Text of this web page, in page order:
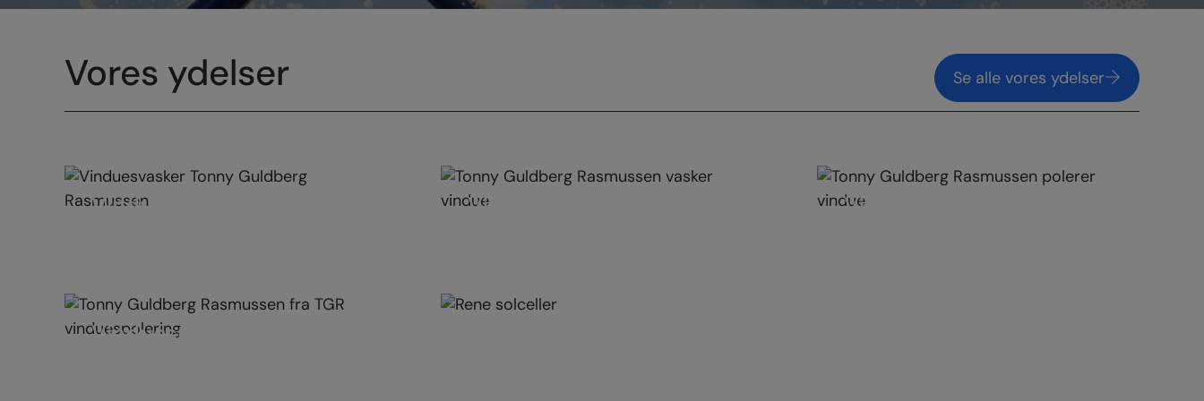
Vores ydelser Se alle vores ydelser
Vinduespolering Vinduesvask Vinduespudsning
Vinduespudser erhverv